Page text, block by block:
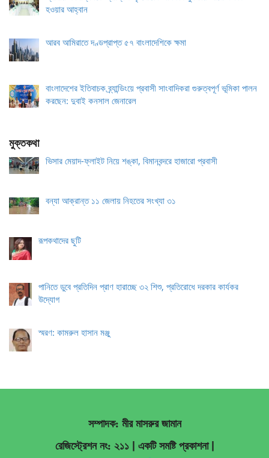
হওয়ার আহ্বান
আরব আমিরাতে দণ্ডপ্রাপ্ত ৫৭ বাংলাদেশিকে ক্ষমা
বাংলাদেশের ইতিবাচক ব্র্যান্ডিংয়ে প্রবাসী সাংবাদিকরা গুরুত্বপূর্ণ ভূমিকা পালন
করছেন: দুবাই কনসাল জেনারেল
মুক্তকথা
ভিসার মেয়াদ-ফ্লাইট নিয়ে শঙ্কা, বিমানবন্দরে হাজারো প্রবাসী
বন্যা আক্রান্ত ১১ জেলায় নিহতের সংখ্যা ৩১
রূপকথাদের ছুটি
পানিতে ডুবে প্রতিদিন প্রাণ হারাচ্ছে ৩২ শিশু, প্রতিরোধে দরকার কার্যকর
উদ্যোগ
স্মরণ: কামরুল হাসান মঞ্জু
সম্পাদক: মীর মাসরুর জামান
রেজিস্ট্রেশন নং: ২১১ | একটি সমষ্টি প্রকাশনা